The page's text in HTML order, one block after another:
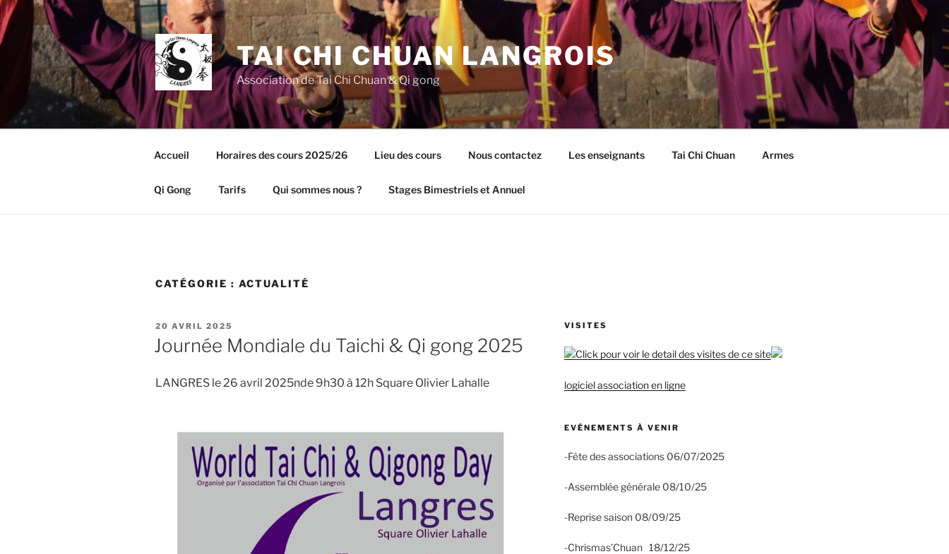
Aller
au
contenu
principal
TAI CHI CHUAN LANGROIS
Association de Tai Chi Chuan & Qi gong
Accueil Horaires des cours 2025/26 Lieu des cours Nous contactez Les enseignants Tai Chi Chuan Armes
Qi Gong Tarifs Qui sommes nous ? Stages Bimestriels et Annuel
CATÉGORIE : ACTUALITÉ
PUBLIÉ
LE
20 AVRIL 2025
Journée Mondiale du Taichi & Qi gong 2025
LANGRES le 26 avril 2025nde 9h30 à 12h Square Olivier Lahalle
VISITES
logiciel association en ligne
EVÉNEMENTS À VENIR
-Fête des associations 06/07/2025
-Assemblée générale 08/10/25
-Reprise saison 08/09/25
-Chrismas’Chuan 18/12/25